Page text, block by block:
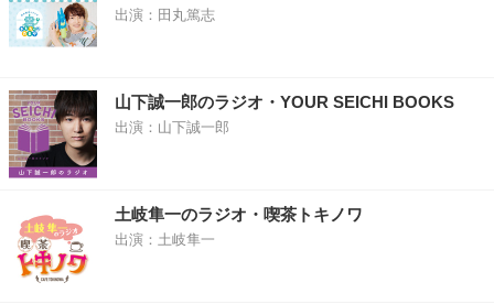
出演：田丸篤志
山下誠一郎のラジオ・YOUR SEICHI BOOKS
出演：山下誠一郎
土岐隼一のラジオ・喫茶トキノワ
出演：土岐隼一